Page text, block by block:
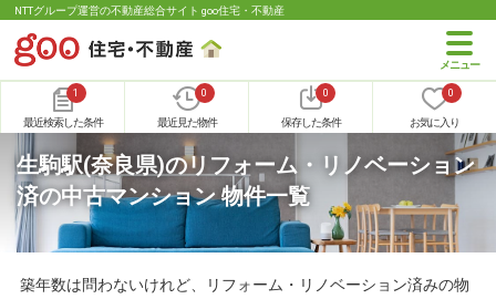
NTTグループ運営の不動産総合サイト goo住宅・不動産
1
最近検索した条件
0
最近見た物件
0
保存した条件
0
お気に入り
生駒駅(奈良県)のリフォーム・リノベーション
済の中古マンション 物件一覧
築年数は問わないけれど、リフォーム・リノベーション済みの物